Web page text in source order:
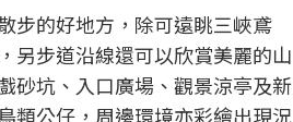
步的好地方，除可遠眺三峽鳶
另步道沿線還可以欣賞美麗的山
砂坑、入口廣場、觀景涼亭及新
類公仔，周邊環境亦彩繪出現況